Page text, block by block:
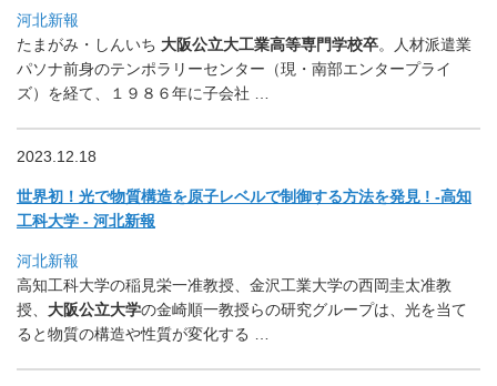
河北新報
たまがみ・しんいち 大阪公立大工業高等専門学校卒。
人材派遣業
パソナ前身のテンポラリーセンター（現・ 南部エンタープライ
ズ）を経て、１９８６年に子会社 …
2023.12.18
世界初！光で物質構造を原子レベルで制御する方法を発見 ! -高知
工科大学 - 河北新報
河北新報
高知工科大学の稲見栄一准教授、金沢工業大学の西岡圭太准教
授、 大阪公立大学の金崎順一教授らの研究グループは、 光を当て
ると物質の構造や性質が変化する …